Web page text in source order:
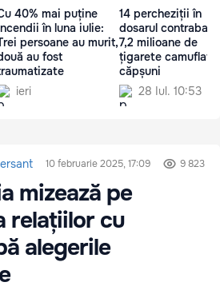
40% mai puține
în luna iulie:
persoane au murit,
au fost
ieri
14 percheziții în
dosarul
7,2 milioane de
țigarete camuflate
căpșuni
28 Iul. 10:53
10 februarie 2025, 17:09 9 823
mizează pe
relațiilor cu
alegerile